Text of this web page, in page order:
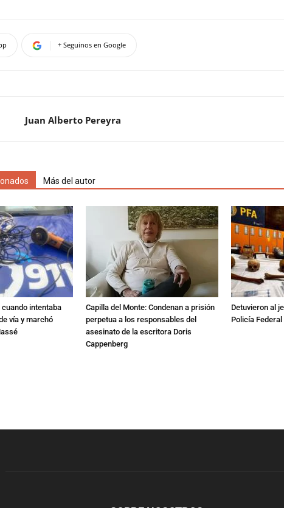
+ Seguinos en Google
Juan Alberto Pereyra
Más del autor
intentaba
vía y marchó
Capilla del Monte: Condenan a prisión
perpetua a los responsables del
asesinato de la escritora Doris
Cappenberg
Detuvieron al
Policía